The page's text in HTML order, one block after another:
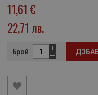
11,61 €
22,71 лв.
Брой